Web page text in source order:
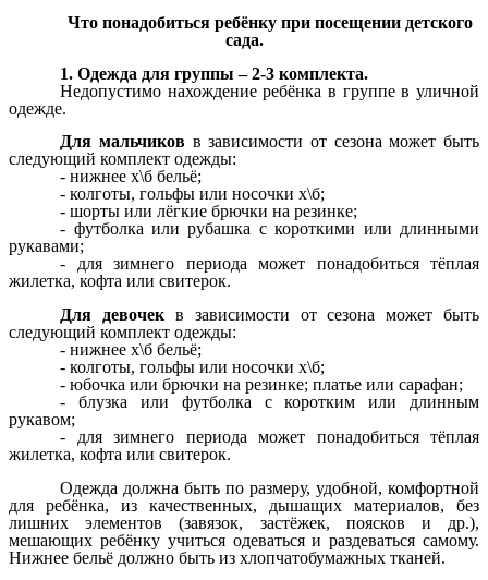
Что понадобиться ребёнку при посещении детского
сада.
1. Одежда для группы – 2-3 комплекта.
Недопустимо нахождение ребёнка в группе в уличной
одежде.
Для мальчиковв зависимости от сезона может быть
следующий комплект одежды:
- нижнее х\б бельё;
- колготы, гольфы или носочки х\б;
- шорты или лёгкие брючки на резинке;
- футболка или рубашка с короткими или длинными
рукавами;
- для зимнего периода может понадобиться тёплая
жилетка, кофта или свитерок.
Для девочек в зависимости от сезона может быть
следующий комплект одежды:
- нижнее х\б бельё;
- колготы, гольфы или носочки х\б;
- юбочка или брючки на резинке; платье или сарафан;
- блузка или футболка с коротким или длинным
рукавом;
- для зимнего периода может понадобиться тёплая
жилетка, кофта или свитерок.
Одежда должна быть по размеру, удобной, комфортной
для ребёнка, из качественных, дышащих материалов, без
лишних элементов (завязок, застёжек, поясков и др.),
мешающих ребёнку учиться одеваться и раздеваться самому.
Нижнее бельё должно быть из хлопчатобумажных тканей.